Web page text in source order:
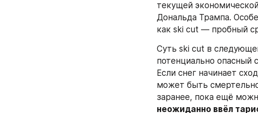
текущей
Дональда Трампа.
как ski cut — пробный
Суть ski cut в
потенциально опасный
Если снег начинает
может быть
заранее, пока ещё
неожиданно ввёл